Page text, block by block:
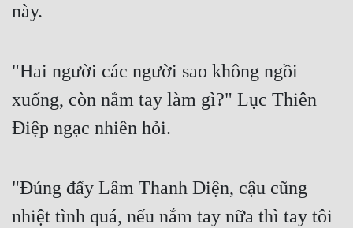
Phản Phái
Sảng Văn
Sủng
Thanh Xuân
này.
"Hai người các người sao không ngồi
xuống, còn nắm tay làm gì?" Lục Thiên
Điệp ngạc nhiên hỏi.
"Đúng đấy Lâm Thanh Diện, cậu cũng
nhiệt tình quá, nếu nắm tay nữa thì tay tôi